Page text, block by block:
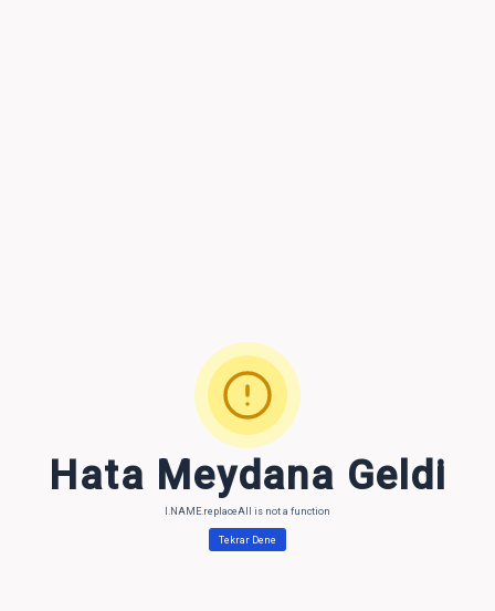
Hata Meydana Geldi
l.NAME.replaceAll is not a function
Tekrar Dene